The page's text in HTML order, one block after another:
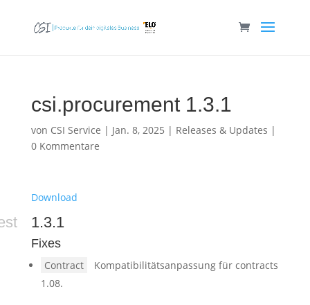
csi.procurement 1.3.1
von CSI Service | Jan. 8, 2025 | Releases & Updates |
0 Kommentare
Download
1.3.1
Fixes
Contract
Kompatibilitätsanpassung für contracts
1.08.